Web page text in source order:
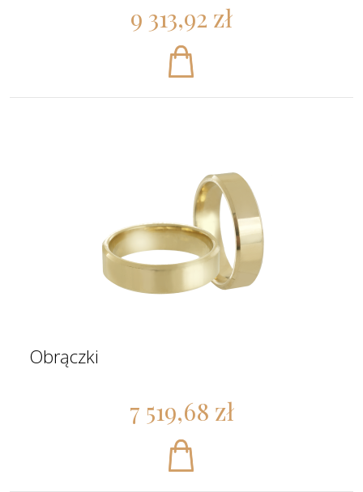
9 313,92 zł
Obrączki
7 519,68 zł